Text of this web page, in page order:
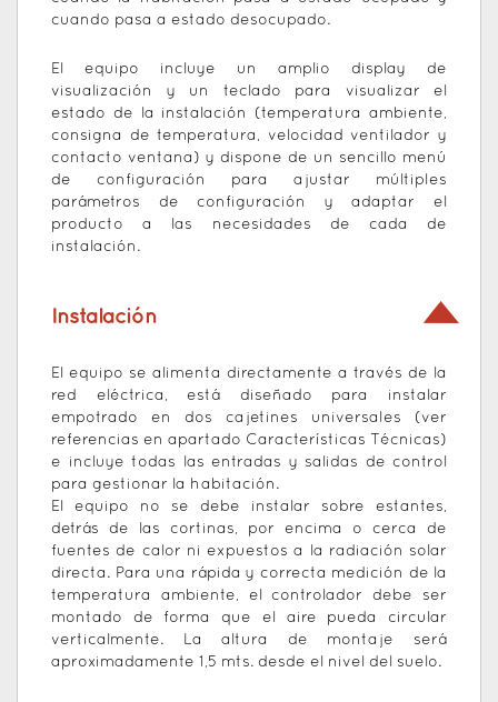
cuando pasa a estado desocupado.
El equipo incluye un amplio display de
visualización y un teclado para visualizar el
estado de la instalación (temperatura ambiente,
consigna de temperatura, velocidad ventilador y
contacto ventana) y dispone de un sencillo menú
de configuración para ajustar múltiples
parámetros de configuración y adaptar el
producto a las necesidades de cada de
instalación.
Instalación
El equipo se alimenta directamente a través de la
red eléctrica, está diseñado para instalar
empotrado en dos cajetines universales (ver
referencias en apartado Características Técnicas)
e incluye todas las entradas y salidas de control
para gestionar la habitación.
El equipo no se debe instalar sobre estantes,
detrás de las cortinas, por encima o cerca de
fuentes de calor ni expuestos a la radiación solar
directa. Para una rápida y correcta medición de la
temperatura ambiente, el controlador debe ser
montado de forma que el aire pueda circular
verticalmente. La altura de montaje será
aproximadamente 1,5 mts. desde el nivel del suelo.